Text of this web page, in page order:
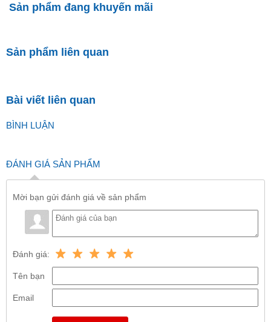
Sản phẩm đang khuyến mãi
Sản phẩm liên quan
Bài viết liên quan
BÌNH LUẬN
ĐÁNH GIÁ SẢN PHẨM
Mời bạn gửi đánh giá về sản phẩm
Đánh giá:
Tên bạn
Email